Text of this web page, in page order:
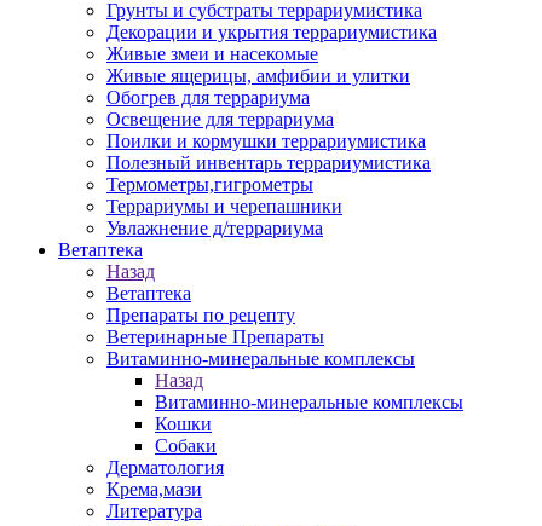
Грунты и субстраты террариумистика
Декорации и укрытия террариумистика
Живые змеи и насекомые
Живые ящерицы, амфибии и улитки
Обогрев для террариума
Освещение для террариума
Поилки и кормушки террариумистика
Полезный инвентарь террариумистика
Термометры,гигрометры
Террариумы и черепашники
Увлажнение д/террариума
Ветаптека
Назад
Ветаптека
Препараты по рецепту
Ветеринарные Препараты
Витаминно-минеральные комплексы
Назад
Витаминно-минеральные комплексы
Кошки
Собаки
Дерматология
Крема,мази
Литература